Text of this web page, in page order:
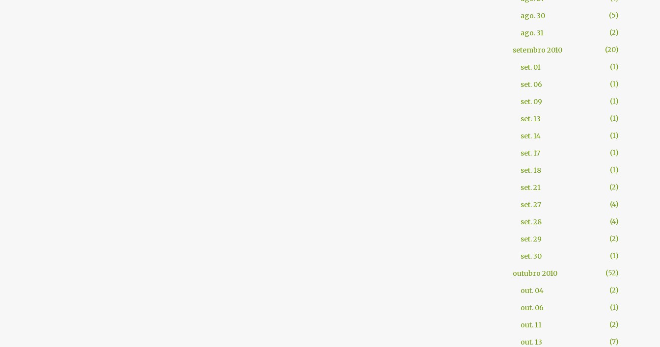
ago. 30
5
ago. 31
2
setembro 2010
20
set. 01
1
set. 06
1
set. 09
1
set. 13
1
set. 14
1
set. 17
1
set. 18
1
set. 21
2
set. 27
4
set. 28
4
set. 29
2
set. 30
1
outubro 2010
52
out. 04
2
out. 06
1
out. 11
2
out. 13
7